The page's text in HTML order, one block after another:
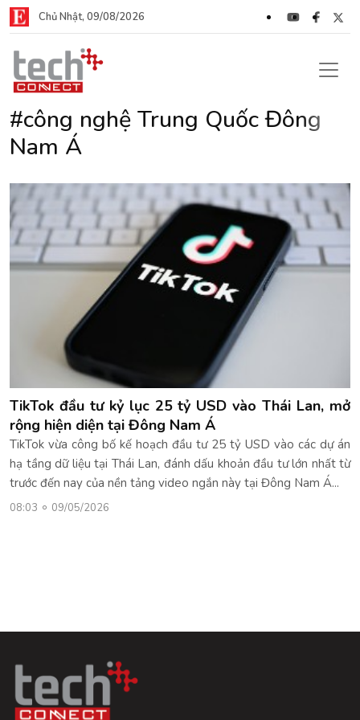
Chủ Nhật, 09/08/2026
#công nghệ Trung Quốc Đông
Nam Á
TikTok đầu tư kỷ lục 25 tỷ USD vào Thái Lan, mở
rộng hiện diện tại Đông Nam Á
TikTok vừa công bố kế hoạch đầu tư 25 tỷ USD vào các dự án
hạ tầng dữ liệu tại Thái Lan, đánh dấu khoản đầu tư lớn nhất từ
trước đến nay của nền tảng video ngắn này tại Đông Nam Á...
08:03 09/05/2026